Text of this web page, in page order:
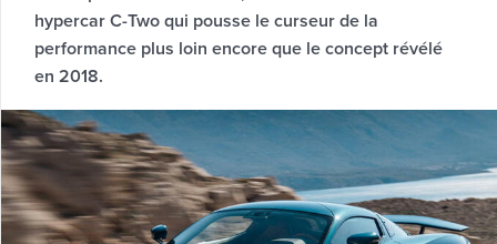
hypercar C-Two qui pousse le curseur de la
performance plus loin encore que le concept révélé
en 2018.